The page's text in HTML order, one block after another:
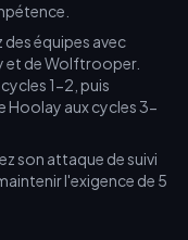
équipes avec
et de Wolftrooper.
1-2, puis
Hoolay aux cycles 3-
son attaque de suivi
l'exigence de 5